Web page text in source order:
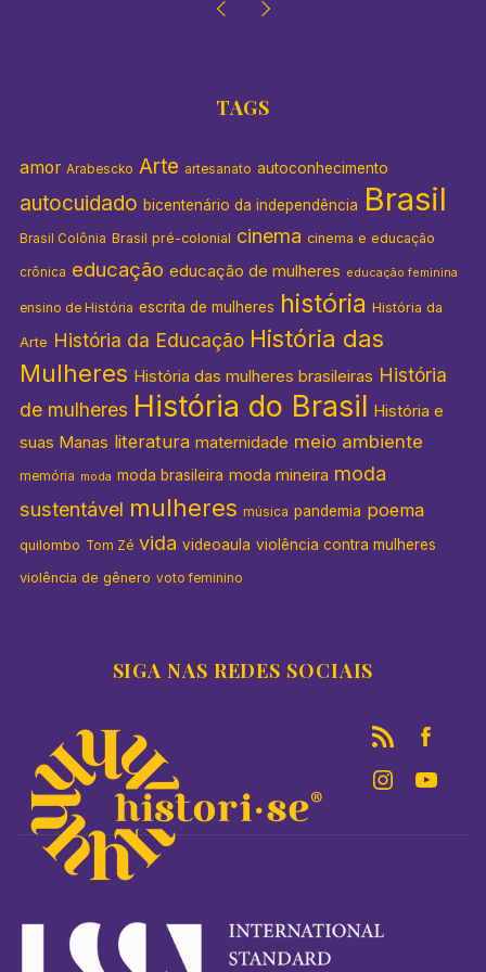
TAGS
amor Arabescko Arte artesanato autoconhecimento
autocuidado bicentenário da independência Brasil
Brasil Colônia Brasil pré-colonial cinema cinema e educação
crônica educação educação de mulheres educação feminina
ensino de História escrita de mulheres história História da
Arte História da Educação História das
Mulheres História das mulheres brasileiras História
de mulheres História do Brasil História e
suas Manas literatura maternidade meio ambiente
memória moda moda brasileira moda mineira moda
sustentável mulheres música pandemia poema
quilombo Tom Zé vida videoaula violência contra mulheres
violência de gênero voto feminino
SIGA NAS REDES SOCIAIS